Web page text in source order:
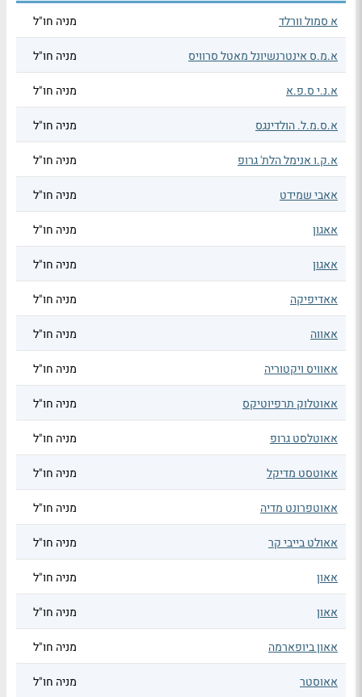
א סמול וורלד מניה חו"ל
א.מ.ס אינטרנשיונל מאטל סרוויס מניה חו"ל
א.נ.י ס.פ.א מניה חו"ל
א.ס.מ.ל. הולדינגס מניה חו"ל
א.ק.ו אנימל הלת' גרופ מניה חו"ל
אאבי שמידט מניה חו"ל
אאגון מניה חו"ל
אאגון מניה חו"ל
אאדיפיקה מניה חו"ל
אאווה מניה חו"ל
אאוויס ויקטוריה מניה חו"ל
אאוטלוק תרפיוטיקס מניה חו"ל
אאוטלסט גרופ מניה חו"ל
אאוטסט מדיקל מניה חו"ל
אאוטפרונט מדיה מניה חו"ל
אאולט בייבי קר מניה חו"ל
אאון מניה חו"ל
אאון מניה חו"ל
אאון ביופארמה מניה חו"ל
אאוסטר מניה חו"ל